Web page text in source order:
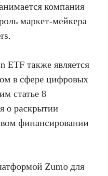
компания
маркет-мейкера
также является
в сфере цифровых
статье 8
о раскрытии
финансировании
Zumo для